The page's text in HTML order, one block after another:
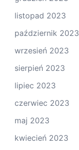
listopad 2023
październik 2023
wrzesień 2023
sierpień 2023
lipiec 2023
czerwiec 2023
maj 2023
kwiecień 2023